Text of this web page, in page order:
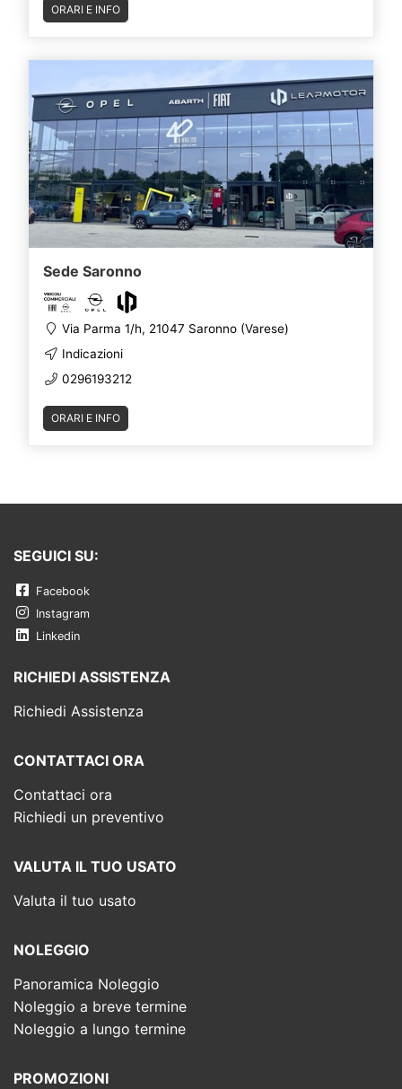
ORARI E INFO
Sede Saronno
Via Parma 1/h, 21047 Saronno (Varese)
Indicazioni
0296193212
ORARI E INFO
SEGUICI SU:
Facebook
Instagram
Linkedin
RICHIEDI ASSISTENZA
Richiedi Assistenza
CONTATTACI ORA
Contattaci ora
Richiedi un preventivo
VALUTA IL TUO USATO
Valuta il tuo usato
NOLEGGIO
Panoramica Noleggio
Noleggio a breve termine
Noleggio a lungo termine
PROMOZIONI